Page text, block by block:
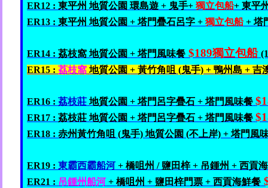
ER12 :東平州 地質公園 環島遊 + 鬼手+獨立包船+東平
ER13 :東平州 地質公園 +塔門疊石呂字 +獨立包船+塔
ER14 :荔枝窩 地質公園 +塔門風味餐 $189獨立包船
ER15 :荔枝窩 地質公園 +黃竹角咀 (鬼手) +鴨州島 +吉
ER16 :荔枝莊 地質公園 +塔門呂字疊石 +塔門風味餐
ER17 :荔枝莊 地質公園 +塔門呂字疊石 +塔門風味餐
ER18 :赤州黃竹角咀 (鬼手)地質公園 (不上岸) +塔門風
ER19 :東霸西霸船河+橋咀州 / 鹽田梓 + 吊鍾州 +西貢
ER21 : 吊鍾州船河+橋咀州 + 鹽田梓門票 +西貢海鮮餐